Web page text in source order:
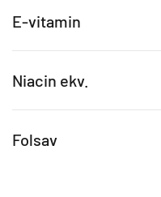
E-vitamin
Niacin ekv.
Folsav